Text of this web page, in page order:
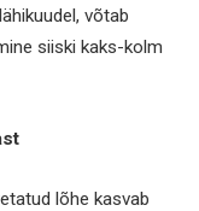
võtab
siiski kaks-kolm
lõhe kasvab